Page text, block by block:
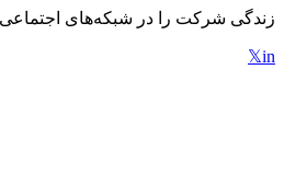
زندگی شرکت را در شبکه‌های اجتماعی
𝕏in